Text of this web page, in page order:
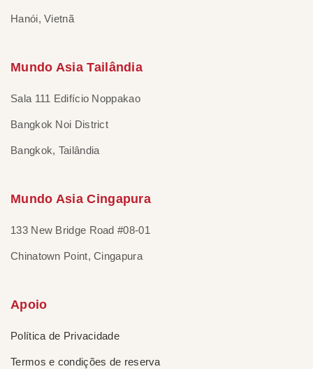
Hanói, Vietnã
Mundo Asia Tailândia
Sala 111 Edifício Noppakao
Bangkok Noi District
Bangkok, Tailândia
Mundo Asia Cingapura
133 New Bridge Road #08-01
Chinatown Point, Cingapura
Apoio
Política de Privacidade
Termos e condições de reserva